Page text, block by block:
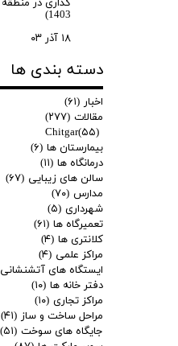
1403)
۱۸ آذر ۰۳
دسته بندی ها
اخبار (۶۱)
مقالات (۲۷۷)
Chitgar(۵۵)
بیمارستان ها (۶)
درمانگاه ها (۱۱)
سالن های زیبایی (۶۷)
مدارس (۷۰)
شهرداری (۵)
تعمیرگاه ها (۶۱)
کلانتری ها (۴)
مراکز علمی (۴)
ایستگاه های آتشنشانی
دفتر خانه ها (۱۰)
مراکز تجاری (۱۰)
مراحل ساخت و ساز (۴۱)
جایگاه های سوخت (۵۱)